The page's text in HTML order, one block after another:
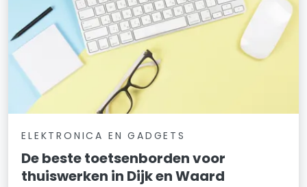
ELEKTRONICA EN GADGETS
De beste toetsenborden voor
thuiswerken in Dijk en Waard